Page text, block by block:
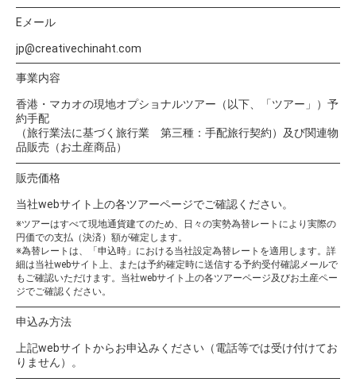
Eメール
jp@creativechinaht.com
事業内容
香港・マカオの現地オプショナルツアー（以下、「ツアー」）予
約手配
（旅行業法に基づく旅行業 第三種：手配旅行契約）及び関連物
品販売（お土産商品）
販売価格
当社webサイト上の各ツアーページでご確認ください。
※ツアーはすべて現地通貨建てのため、日々の実勢為替レートにより実際の
円価での支払（決済）額が確定します。
※為替レートは、「申込時」における当社設定為替レートを適用します。詳
細は当社webサイト上、または予約確定時に送信する予約受付確認メールで
もご確認いただけます。当社webサイト上の各ツアーページ及びお土産ペー
ジでご確認ください。
申込み方法
上記webサイトからお申込みください（電話等では受け付けてお
りません）。